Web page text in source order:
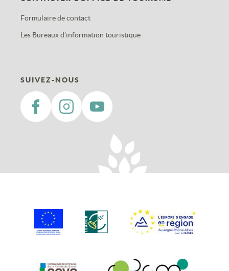
Formulaire de contact
Les Bureaux d’information touristique
SUIVEZ-NOUS